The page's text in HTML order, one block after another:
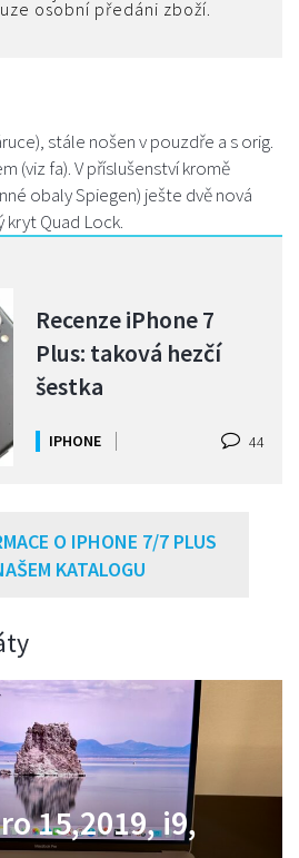
osobní předáni zboží.
stále nošen v pouzdře a s orig.
(viz fa). V příslušenství kromě
obaly Spiegen) ješte dvě nová
kryt Quad Lock.
Recenze iPhone 7
Plus: taková hezčí
šestka
IPHONE 44
O IPHONE 7/7 PLUS
KATALOGU
14,2021,M1
15,2019, i9,
Neo
M1 jako nový,